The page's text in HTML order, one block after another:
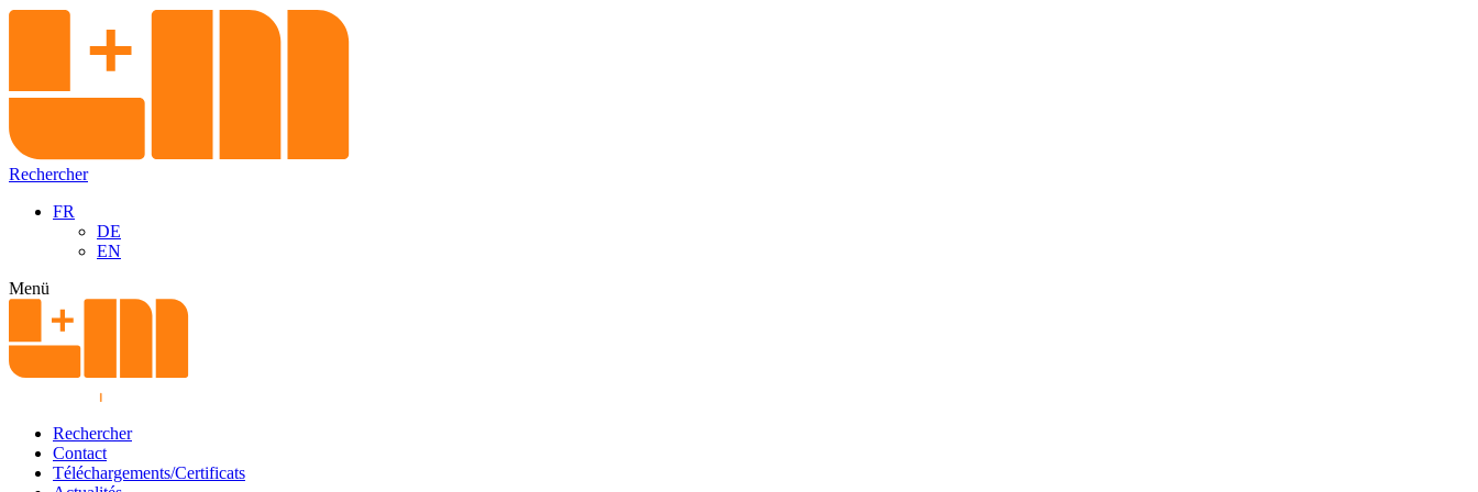
Rechercher
FR
DE
EN
Menü
Rechercher
Contact
Téléchargements/Certificats